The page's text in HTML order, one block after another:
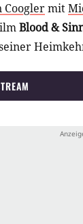
Cooglermit
Blood &